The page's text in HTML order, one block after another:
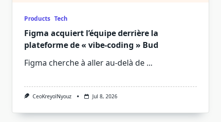
Products Tech
Figma acquiert l’équipe derrière la
plateforme de « vibe-coding » Bud
Figma cherche à aller au-delà de ...
CeoKreyolNyouz Jul 8, 2026